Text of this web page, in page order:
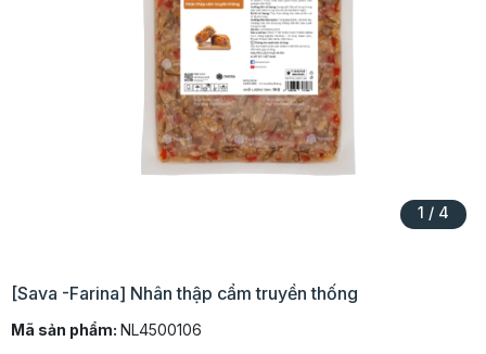
1 / 4
[Sava -Farina] Nhân thập cẩm truyền thống
Mã sản phẩm: NL4500106